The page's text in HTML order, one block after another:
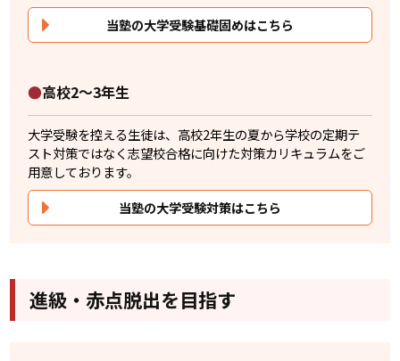
当塾の大学受験基礎固めはこちら
●高校2～3年生
大学受験を控える生徒は、高校2年生の夏から学校の定期テ
スト対策ではなく志望校合格に向けた対策カリキュラムをご
用意しております。
当塾の大学受験対策はこちら
進級・赤点脱出を目指す